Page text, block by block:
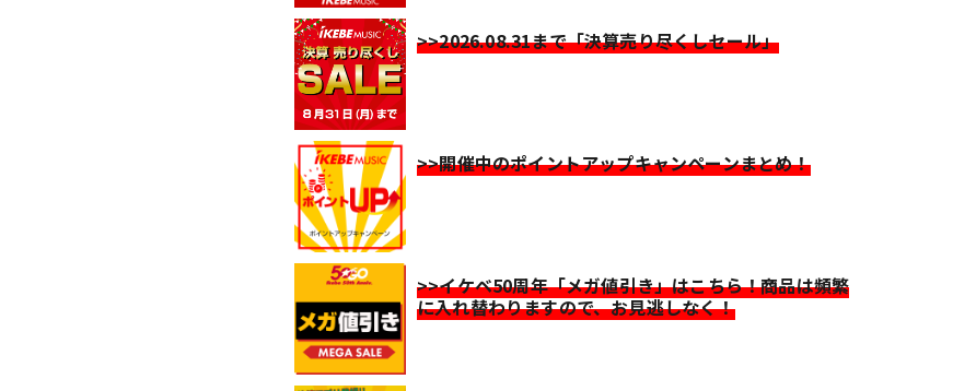
>>2026.08.31まで「決算売り尽くしセール」
>>開催中のポイントアップキャンペーンまとめ！
>>イケベ50周年「メガ値引き」はこちら！商品は頻繁
に入れ替わりますので、お見逃しなく！